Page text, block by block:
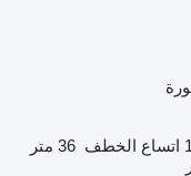
1 اتساع الخطف 36 متر